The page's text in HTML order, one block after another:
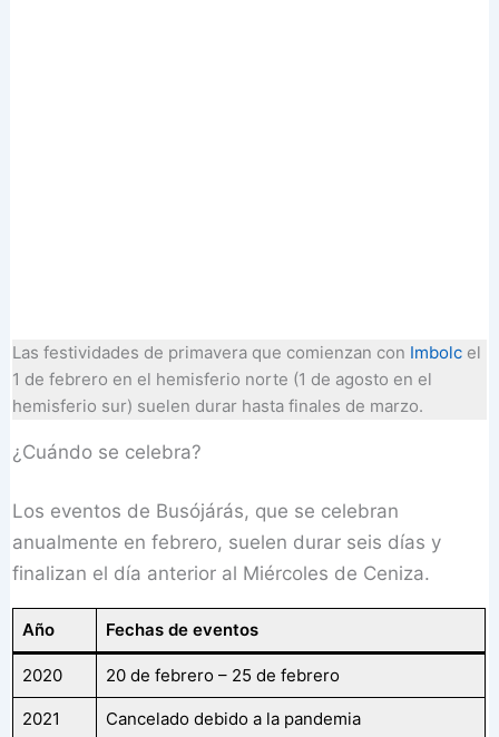
Las festividades de primavera que comienzan con Imbolc el
1 de febrero en el hemisferio norte (1 de agosto en el
hemisferio sur) suelen durar hasta finales de marzo.
¿Cuándo se celebra?
Los eventos de Busójárás, que se celebran
anualmente en febrero, suelen durar seis días y
finalizan el día anterior al Miércoles de Ceniza.
Año Fechas de eventos
2020 20 de febrero – 25 de febrero
2021 Cancelado debido a la pandemia